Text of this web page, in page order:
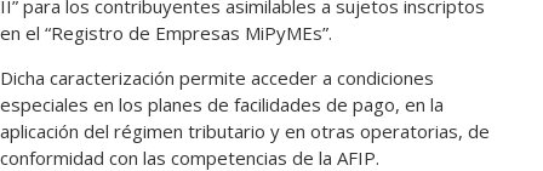
II” para los contribuyentes asimilables a sujetos inscriptos
en el “Registro de Empresas MiPyMEs”.
Dicha caracterización permite acceder a condiciones
especiales en los planes de facilidades de pago, en la
aplicación del régimen tributario y en otras operatorias, de
conformidad con las competencias de la AFIP.